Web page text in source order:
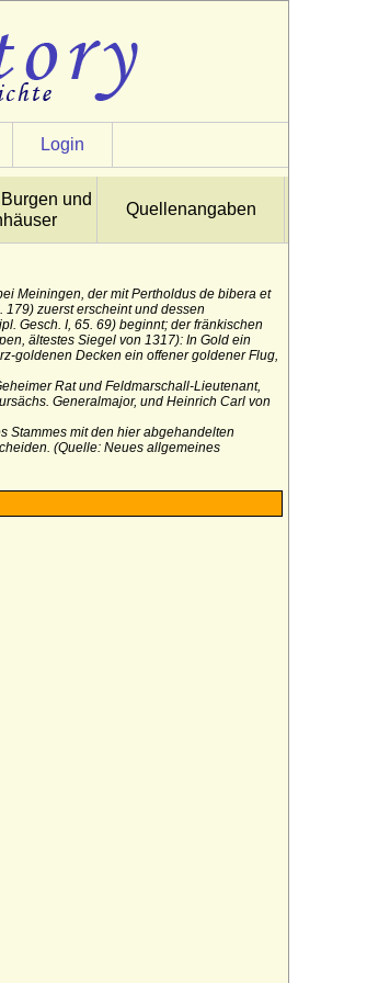
Login
und
Quellenangaben
Meiningen, der mit Pertholdus de bibera et
179) zuerst erscheint und dessen
Gesch. I, 65. 69) beginnt; der fränkischen
ältestes Siegel von 1317): In Gold ein
goldenen Decken ein offener goldener Flug,
Rat und Feldmarschall-Lieutenant,
Generalmajor, und Heinrich Carl von
Stammes mit den hier abgehandelten
(Quelle: Neues allgemeines